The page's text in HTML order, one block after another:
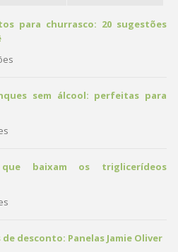
para churrasco: 20 sugestões
sem álcool: perfeitas para
baixam os triglicerídeos
desconto: Panelas Jamie Oliver